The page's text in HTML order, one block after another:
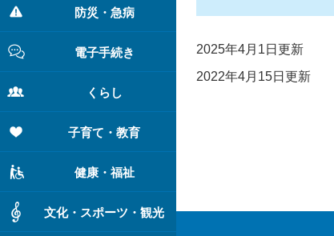
防災・急病
電子手続き
くらし
子育て・教育
健康・福祉
文化・スポーツ・観光
2025年4月1日更新
2022年4月15日更新